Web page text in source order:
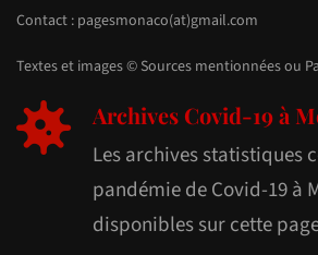
Contact : pagesmonaco(at)gmail.com
Textes et images © Sources mentionnées ou
Archives Covid-19 à
Les archives statistiques
pandémie de Covid-19 à
disponibles sur cette